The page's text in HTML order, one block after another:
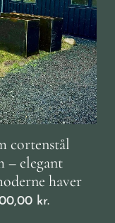
cortenstål
– elegant
haver
kr.